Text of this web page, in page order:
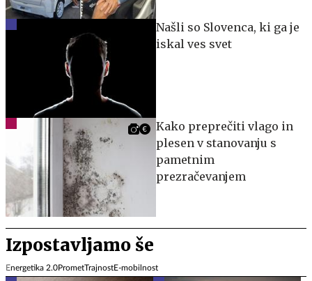
Našli so Slovenca, ki ga je
iskal ves svet
Kako preprečiti vlago in
plesen v stanovanju s
pametnim
prezračevanjem
Izpostavljamo še
Energetika 2.0PrometTrajnostE-mobilnost